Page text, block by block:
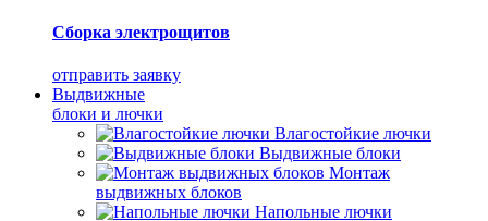
Сборка электрощитов
отправить заявку
Выдвижные
блоки и лючки
Влагостойкие лючки
Выдвижные блоки
Монтаж
выдвижных блоков
Напольные лючки